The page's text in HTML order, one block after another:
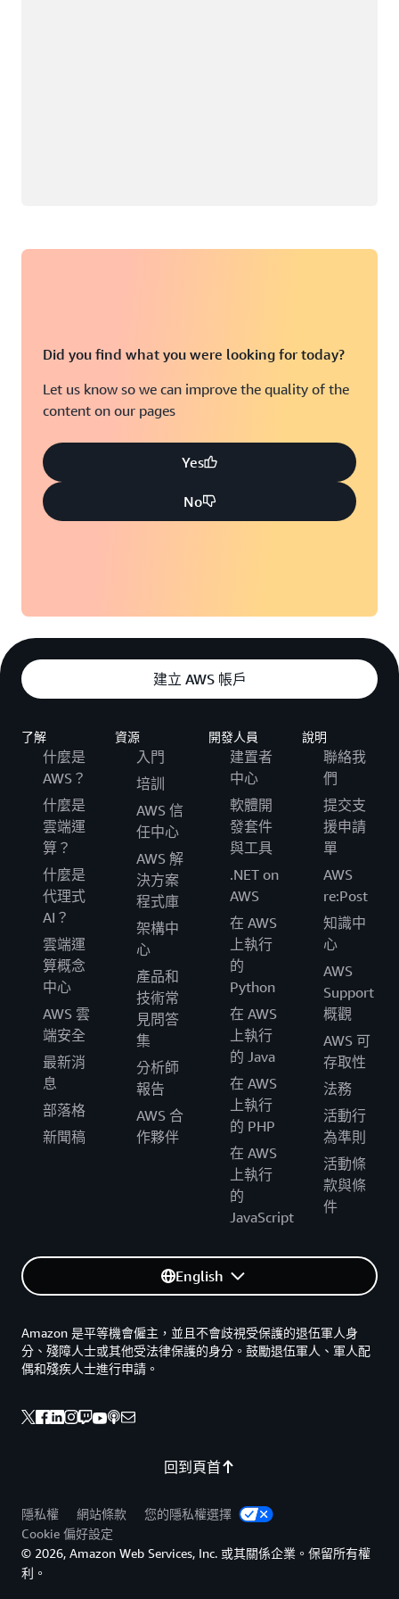
Did you find what you were looking for today?
Let us know so we can improve the quality of the
content on our pages
Yes
No
建立 AWS 帳戶
了解
什麼是
AWS？
什麼是
雲端運
算？
什麼是
代理式
AI？
雲端運
算概念
中心
AWS 雲
端安全
最新消
息
部落格
新聞稿
資源
入門
培訓
AWS 信
任中心
AWS 解
決方案
程式庫
架構中
心
產品和
技術常
見問答
集
分析師
報告
AWS 合
作夥伴
開發人員
建置者
中心
軟體開
發套件
與工具
.NET on
AWS
在 AWS
上執行
的
Python
在 AWS
上執行
的 Java
在 AWS
上執行
的 PHP
在 AWS
上執行
的
JavaScript
說明
聯絡我
們
提交支
援申請
單
AWS
re:Post
知識中
心
AWS
Support
概觀
AWS 可
存取性
法務
活動行
為準則
活動條
款與條
件
English
回到頁首
Amazon 是平等機會僱主，並且不會歧視受保護的退伍軍人身
分、殘障人士或其他受法律保護的身分。鼓勵退伍軍人、軍人配
偶和殘疾人士進行申請。
隱私權 網站條款
您的隱私權選擇
Cookie 偏好設定
© 2026, Amazon Web Services, Inc. 或其關係企業。保留所有權
利。